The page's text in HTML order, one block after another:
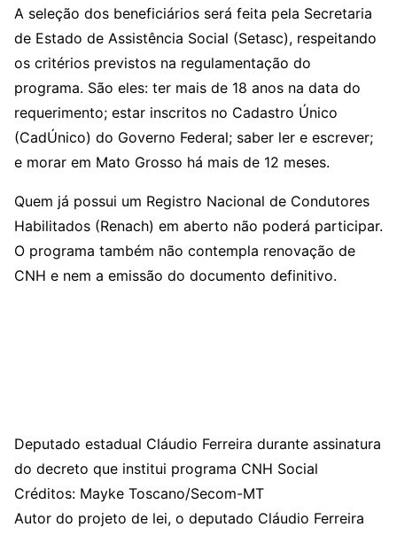
A seleção dos beneficiários será feita pela Secretaria
de Estado de Assistência Social (Setasc), respeitando
os critérios previstos na regulamentação do
programa. São eles: ter mais de 18 anos na data do
requerimento; estar inscritos no Cadastro Único
(CadÚnico) do Governo Federal; saber ler e escrever;
e morar em Mato Grosso há mais de 12 meses.
Quem já possui um Registro Nacional de Condutores
Habilitados (Renach) em aberto não poderá participar.
O programa também não contempla renovação de
CNH e nem a emissão do documento definitivo.
Deputado estadual Cláudio Ferreira durante assinatura
do decreto que institui programa CNH Social
Créditos: Mayke Toscano/Secom-MT
Autor do projeto de lei, o deputado Cláudio Ferreira